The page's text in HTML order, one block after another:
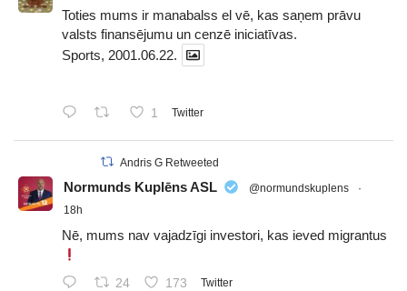
Toties mums ir manabalss el vē, kas saņem prāvu
valsts finansējumu un cenzē iniciatīvas.
Sports, 2001.06.22.
1 Twitter
Andris G Retweeted
Normunds Kuplēns ASL @normundskuplens
·
18h
Nē, mums nav vajadzīgi investori, kas ieved migrantus
24 173 Twitter